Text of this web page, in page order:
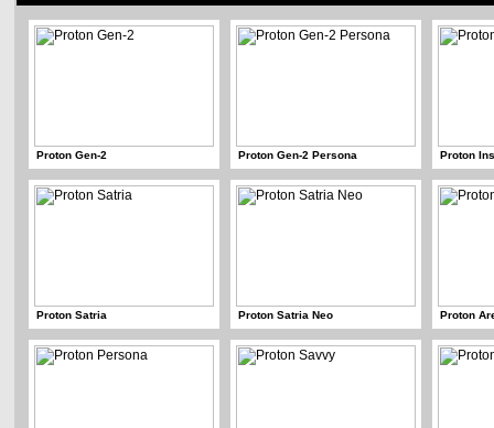
Proton Gen-2 Proton Gen-2 Persona Proton
Proton Satria Proton Satria Neo Proton